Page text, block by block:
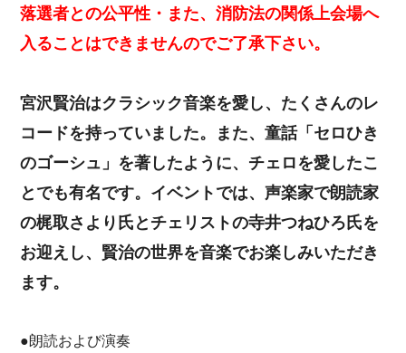
落選者との公平性・また、消防法の関係上会場へ
入ることはできませんのでご了承下さい。
宮沢賢治はクラシック音楽を愛し、たくさんのレ
コードを持っていました。また、童話「セロひき
のゴーシュ」を著したように、チェロを愛したこ
とでも有名です。イベントでは、声楽家で朗読家
の梶取さより氏とチェリストの寺井つねひろ氏を
お迎えし、賢治の世界を音楽でお楽しみいただき
ます。
●朗読および演奏